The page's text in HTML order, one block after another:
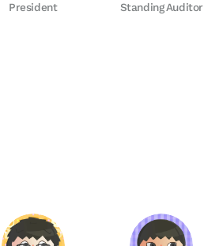
President Standing Auditor